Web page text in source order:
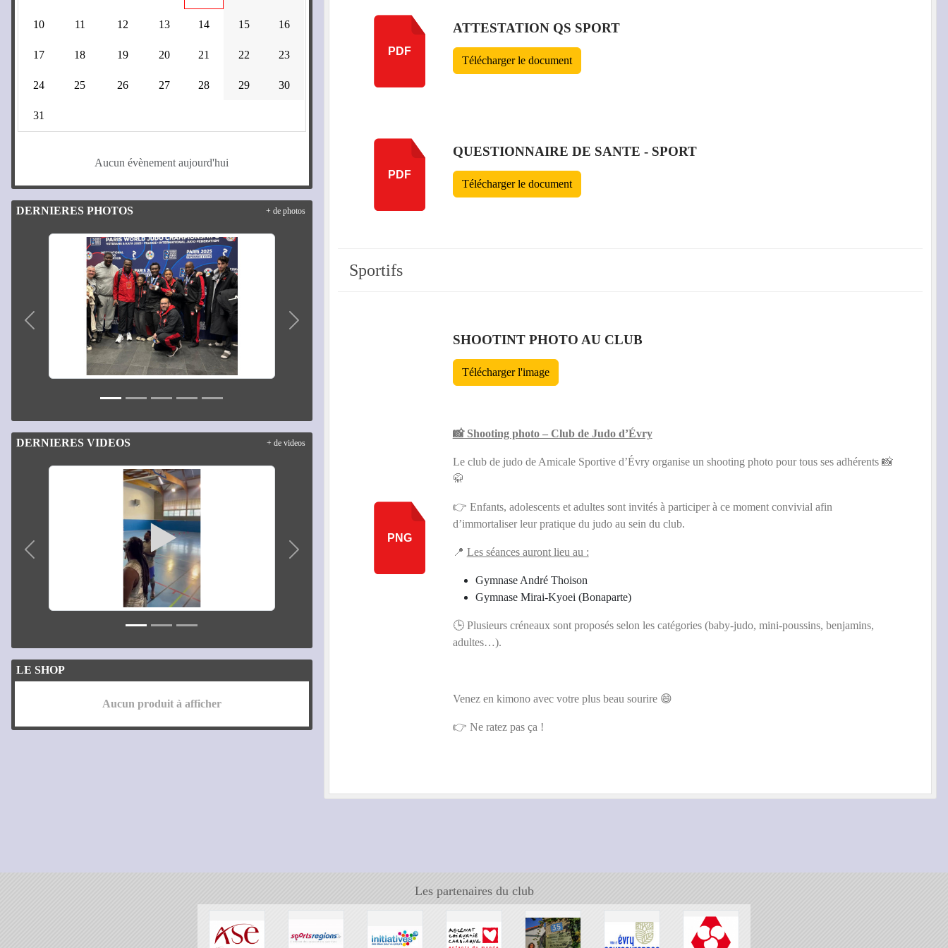
PDF
ATTESTATION QS SPORT
Télécharger le document
PDF
QUESTIONNAIRE DE SANTE - SPORT
Télécharger le document
Sportifs
PNG
SHOOTINT PHOTO AU CLUB
Télécharger l'image
📸 Shooting photo – Club de Judo d’Évry
Le club de judo de Amicale Sportive d’Évryorganise un shooting photo pour tous ses adhérents 📸
🥋
👉 Enfants, adolescents et adultes sont invités à participer à ce moment convivial afin
d’immortaliser leur pratique du judo au sein du club.
📍 Les séances auront lieu au :
Gymnase André Thoison
Gymnase Mirai-Kyoei (Bonaparte)
🕒 Plusieurs créneaux sont proposés selon les catégories (baby-judo, mini-poussins, benjamins,
adultes…).
Venez en kimono avec votre plus beau sourire 😄
👉 Ne ratez pas ça !
10 11 12 13 14 15 16
17 18 19 20 21 22 23
24 25 26 27 28 29 30
31
Aucun évènement aujourd'hui
DERNIERES PHOTOS
Précedent Suivant
+ de photos
DERNIERES VIDEOS
Précedent Suivant
+ de videos
LE SHOP
Aucun produit à afficher
Les partenaires du club